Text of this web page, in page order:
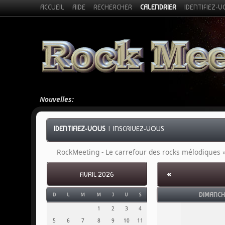
ACCUEIL AIDE RECHERCHER CALENDRIER IDENTIFIEZ-
Nouvelles:
IDENTIFIEZ-VOUS |INSCRIVEZ-VOUS
RockMeeting - Le carrefour des rocks mélodiques
AVRIL 2026
D L M M J V S
1 2 3
4
5
6 7 8 9 10 11
«